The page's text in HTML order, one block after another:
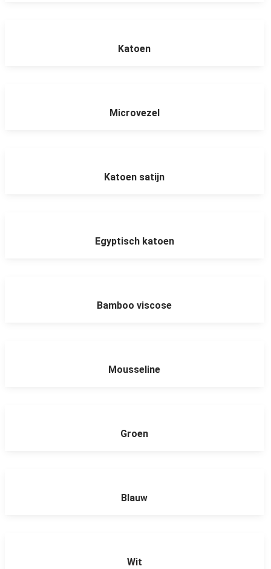
Katoen
Microvezel
Katoen satijn
Egyptisch katoen
Bamboo viscose
Mousseline
Groen
Blauw
Wit